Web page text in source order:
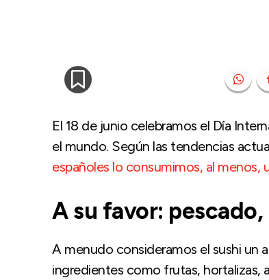
El 18 de junio celebramos el Día
el mundo. Según las tendencias
españoles lo consumimos, al menos,
A su favor:
A menudo consideramos el sushi un
ingredientes como frutas, hortalizas,